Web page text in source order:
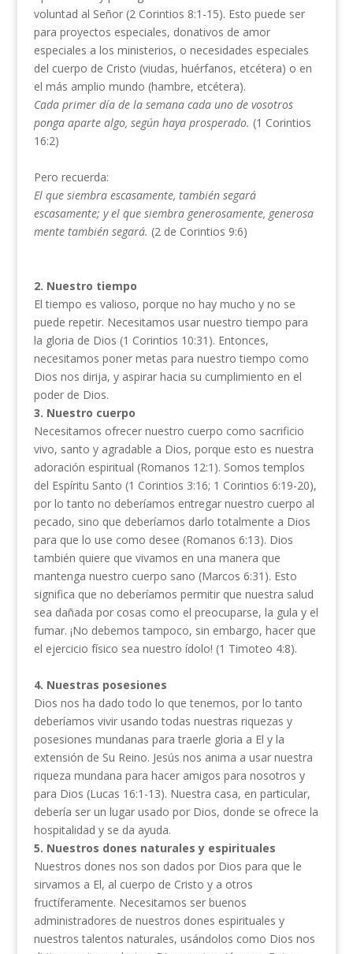
voluntad al Señor (2 Corintios 8:1-15). Esto puede ser
para proyectos especiales, donativos de amor
especiales a los ministerios, o necesidades especiales
del cuerpo de Cristo (viudas, huérfanos, etcétera) o en
el más amplio mundo (hambre, etcétera).
Cada primer día de la semana cada uno de vosotros
ponga aparte algo, según haya prosperado. (1 Corintios
16:2)
Pero recuerda:
El que siembra escasamente, también segará
escasamente; y el que siembra generosamente, generosa­
mente también segará. (2 de Corintios 9:6)
2. Nuestro tiempo
El tiempo es valioso, porque no hay mucho y no se
puede repetir. Necesitamos usar nuestro tiempo para
la gloria de Dios (1 Corintios 10:31). Entonces,
necesitamos poner metas para nuestro tiempo como
Dios nos dirija, y aspirar hacia su cumplimiento en el
poder de Dios.
3. Nuestro cuerpo
Necesitamos ofrecer nuestro cuerpo como sacrificio
vivo, santo y agradable a Dios, porque esto es nuestra
adoración espiritual (Romanos 12:1). Somos templos
del Espíritu Santo (1 Corintios 3:16; 1 Corintios 6:19-20),
por lo tanto no deberíamos entregar nuestro cuerpo al
pecado, sino que deberíamos darlo totalmente a Dios
para que lo use como desee (Romanos 6:13). Dios
también quiere que vivamos en una manera que
mantenga nuestro cuerpo sano (Marcos 6:31). Esto
significa que no deberíamos permitir que nuestra salud
sea dañada por cosas como el preocuparse, la gula y el
fumar. ¡No debemos tampoco, sin embargo, hacer que
el ejercicio físico sea nuestro ídolo! (1 Timoteo 4:8).
4. Nuestras posesiones
Dios nos ha dado todo lo que tenemos, por lo tanto
deberíamos vivir usando todas nuestras riquezas y
posesiones mundanas para traerle gloria a El y la
extensión de Su Reino. Jesús nos anima a usar nuestra
riqueza mundana para hacer amigos para nosotros y
para Dios (Lucas 16:1-13). Nuestra casa, en particular,
debería ser un lugar usado por Dios, donde se ofrece la
hospitalidad y se da ayuda.
5. Nuestros dones naturales y espirituales
Nuestros dones nos son dados por Dios para que le
sirvamos a El, al cuerpo de Cristo y a otros
fructíferamente. Necesitamos ser buenos
administradores de nuestros dones espirituales y
nuestros talentos naturales, usándolos como Dios nos